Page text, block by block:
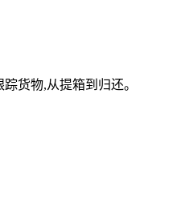
货物,从提箱到归还。